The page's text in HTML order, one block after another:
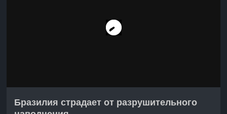
Бразилия страдает от разрушительного